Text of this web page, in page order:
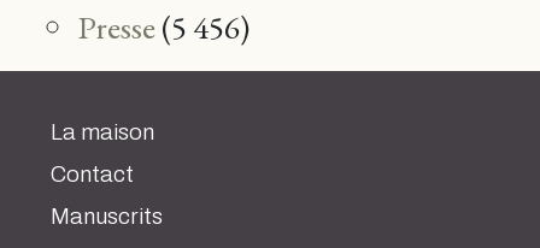
Presse(5 456)
La maison
Contact
Manuscrits